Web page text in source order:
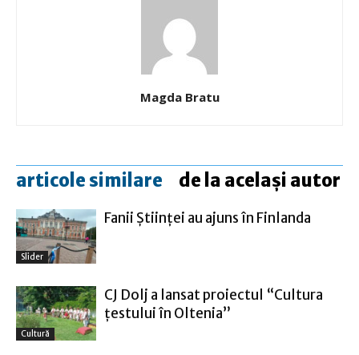
Magda Bratu
articole similare de la același autor
Slider
Fanii Ştiinţei au ajuns în Finlanda
Cultură
CJ Dolj a lansat proiectul “Cultura
țestului în Oltenia”